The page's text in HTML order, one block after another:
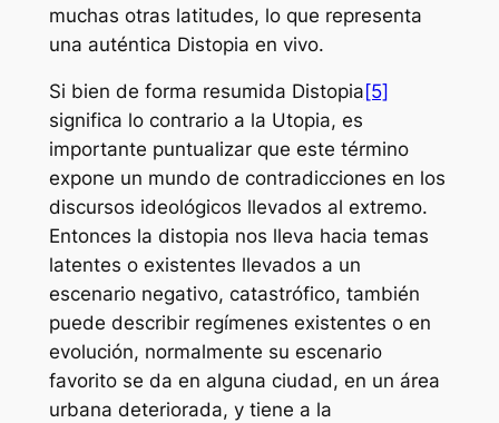
muchas otras latitudes, lo que representa
una auténtica Distopia en vivo.
Si bien de forma resumida Distopia [5]
significa lo contrario a la Utopia, es
importante puntualizar que este término
expone un mundo de contradicciones en los
discursos ideológicos llevados al extremo.
Entonces la distopia nos lleva hacia temas
latentes o existentes llevados a un
escenario negativo, catastrófico, también
puede describir regímenes existentes o en
evolución, normalmente su escenario
favorito se da en alguna ciudad, en un área
urbana deteriorada, y tiene a la